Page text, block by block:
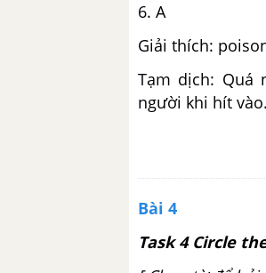
6. A
Giải thích:
Tạm dịch: Quá
người khi hít vào.
Bài 4
Task 4 Circle